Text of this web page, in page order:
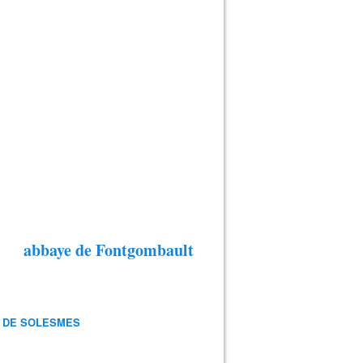
abbaye de Fontgombault
SOLESMES